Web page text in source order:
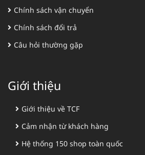
Chính sách vận chuyển
Chính sách đổi trả
Câu hỏi thường gặp
Giới thiệu
Giới thiệu về TCF
Cảm nhận từ khách hàng
Hệ thống 150 shop toàn quốc